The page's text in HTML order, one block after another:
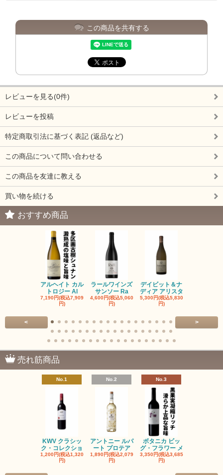
この商品を共有する
レビューを見る(0件)
レビューを投稿
特定商取引法に基づく表記 (返品など)
この商品について問い合わせる
この商品を友達に教える
買い物を続ける
おすすめ商品
アルヘイト カル
トロジー Al
7,190円(税込7,909
円)
ラールワインズ
サンソー Ra
4,600円(税込5,060
円)
デイビット＆ナ
ディア アリスタ
5,300円(税込5,830
円)
< >
売れ筋商品
No.1
KWV クラシッ
ク・コレクショ
1,200円(税込1,320
円)
No.2
アントニー ルパ
ート プロテア
1,890円(税込2,079
円)
No.3
ボタニカ ビッ
グ・フラワー メ
3,350円(税込3,685
円)